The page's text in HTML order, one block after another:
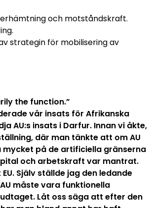
och motståndskraft.
strategin för mobilisering av
the function.”
vår insats för Afrikanska
AU:s insats i Darfur. Innan vi åkte,
där man tänkte att om AU
mycket på de artificiella gränserna
och arbetskraft var mantrat.
Själv ställde jag den ledande
måste vara funktionella
Låt oss säga att efter den